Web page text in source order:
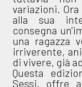
variazioni.
alla sua
consegna
una ragazza
irriverente,
di vivere, già
Questa
Sessi, offre